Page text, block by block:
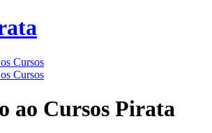
Cursos
Cursos
ao Cursos Pirata